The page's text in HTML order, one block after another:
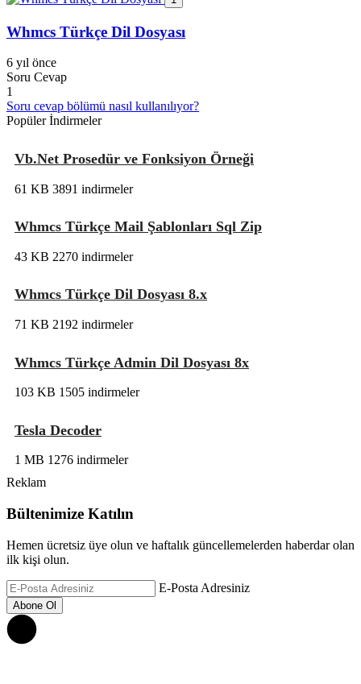
Whmcs Türkçe Dil Dosyası
6 yıl önce
Soru Cevap
1
Soru cevap bölümü nasıl kullanılıyor?
Popüler İndirmeler
Vb.Net Prosedür ve Fonksiyon Örneği
61 KB 3891 indirmeler
Whmcs Türkçe Mail Şablonları Sql Zip
43 KB 2270 indirmeler
Whmcs Türkçe Dil Dosyası 8.x
71 KB 2192 indirmeler
Whmcs Türkçe Admin Dil Dosyası 8x
103 KB 1505 indirmeler
Tesla Decoder
1 MB 1276 indirmeler
Reklam
Bültenimize Katılın
Hemen ücretsiz üye olun ve haftalık güncellemelerden haberdar olan
ilk kişi olun.
E-Posta Adresiniz